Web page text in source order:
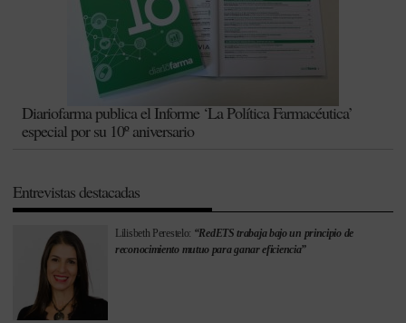
Diariofarma publica el Informe ‘La Política Farmacéutica’
especial por su 10º aniversario
Entrevistas destacadas
Lilisbeth Perestelo: “RedETS trabaja bajo un principio de
reconocimiento mutuo para ganar eficiencia”